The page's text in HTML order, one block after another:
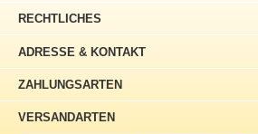
ADRESSE & KONTAKT
RECHTLICHES
ZAHLUNGSARTEN
VERSANDARTEN